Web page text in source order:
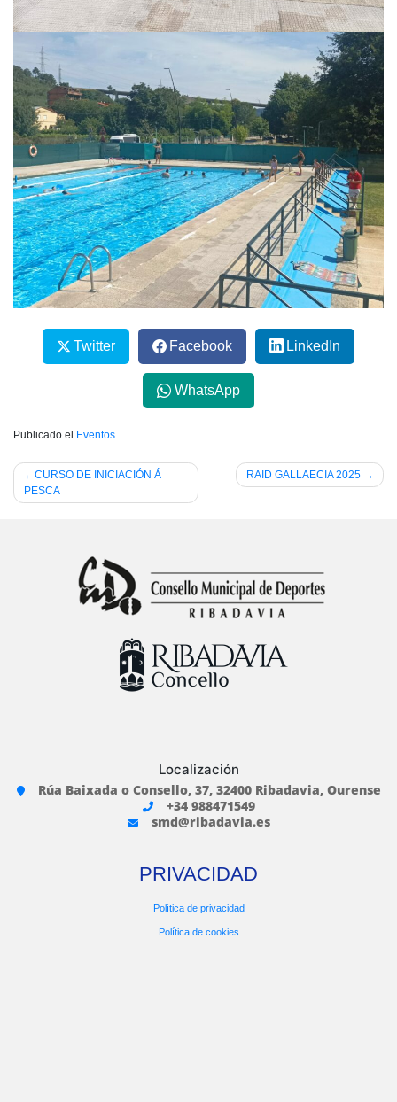
Twitter Facebook LinkedIn
WhatsApp
Publicado el Eventos
Navegación
de
CURSO DE INICIACIÓN Á
PESCA
RAID GALLAECIA 2025
Localización
Rúa Baixada o Consello, 37, 32400 Ribadavia, Ourense
+34 988471549
smd@ribadavia.es
PRIVACIDAD
Política de privacidad
Política de cookies